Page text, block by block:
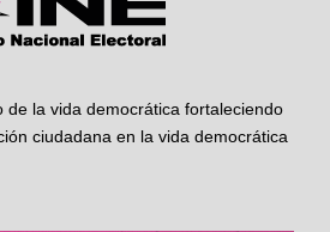
de la vida democrática fortaleciendo
ciudadana en la vida democrática